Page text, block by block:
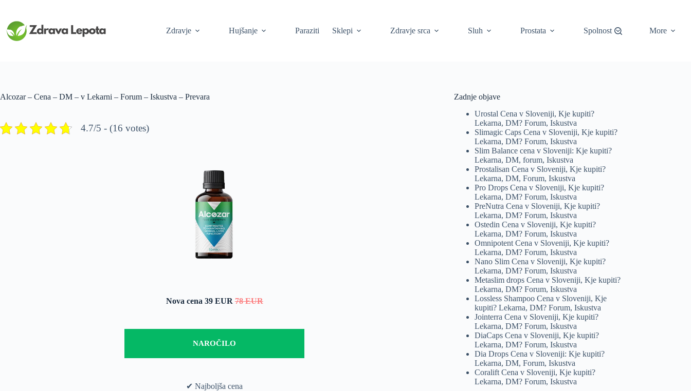
content
Zdravje
Hujšanje Paraziti Sklepi Zdravje srca Sluh Prostata Spolnost More
Alcozar – Cena – DM – v Lekarni – Forum – Iskustva – Prevara
4.7/5 - (16 votes)
Nova cena 39 EUR 78 EUR
NAROČILO
✔ Najboljša cena
Zadnje objave
Urostal Cena v Sloveniji, Kje kupiti?
Lekarna, DM? Forum, Iskustva
Slimagic Caps Cena v Sloveniji, Kje kupiti?
Lekarna, DM? Forum, Iskustva
Slim Balance cena v Sloveniji: Kje kupiti?
Lekarna, DM, forum, Iskustva
Prostalisan Cena v Sloveniji, Kje kupiti?
Lekarna, DM, Forum, Iskustva
Pro Drops Cena v Sloveniji, Kje kupiti?
Lekarna, DM? Forum, Iskustva
PreNutra Cena v Sloveniji, Kje kupiti?
Lekarna, DM? Forum, Iskustva
Ostedin Cena v Sloveniji, Kje kupiti?
Lekarna, DM? Forum, Iskustva
Omnipotent Cena v Sloveniji, Kje kupiti?
Lekarna, DM? Forum, Iskustva
Nano Slim Cena v Sloveniji, Kje kupiti?
Lekarna, DM? Forum, Iskustva
Metaslim drops Cena v Sloveniji, Kje kupiti?
Lekarna, DM? Forum, Iskustva
Lossless Shampoo Cena v Sloveniji, Kje
kupiti? Lekarna, DM? Forum, Iskustva
Jointerra Cena v Sloveniji, Kje kupiti?
Lekarna, DM? Forum, Iskustva
DiaCaps Cena v Sloveniji, Kje kupiti?
Lekarna, DM? Forum, Iskustva
Dia Drops Cena v Sloveniji: Kje kupiti?
Lekarna, DM, Forum, Iskustva
Coralift Cena v Sloveniji, Kje kupiti?
Lekarna, DM? Forum, Iskustva